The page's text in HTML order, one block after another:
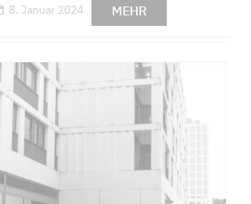
8. Januar 2024 MEHR